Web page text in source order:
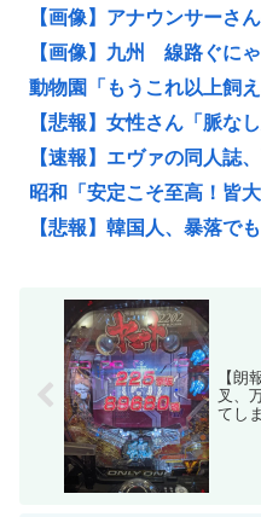
【画像】アナウンサーさ
【画像】九州 線路ぐに
動物園「もうこれ以上飼
【悲報】女性さん「脈な
【速報】エヴァの同人誌
昭和「安定こそ至高！皆
【悲報】韓国人、暴落で
【朗
叉、
てし